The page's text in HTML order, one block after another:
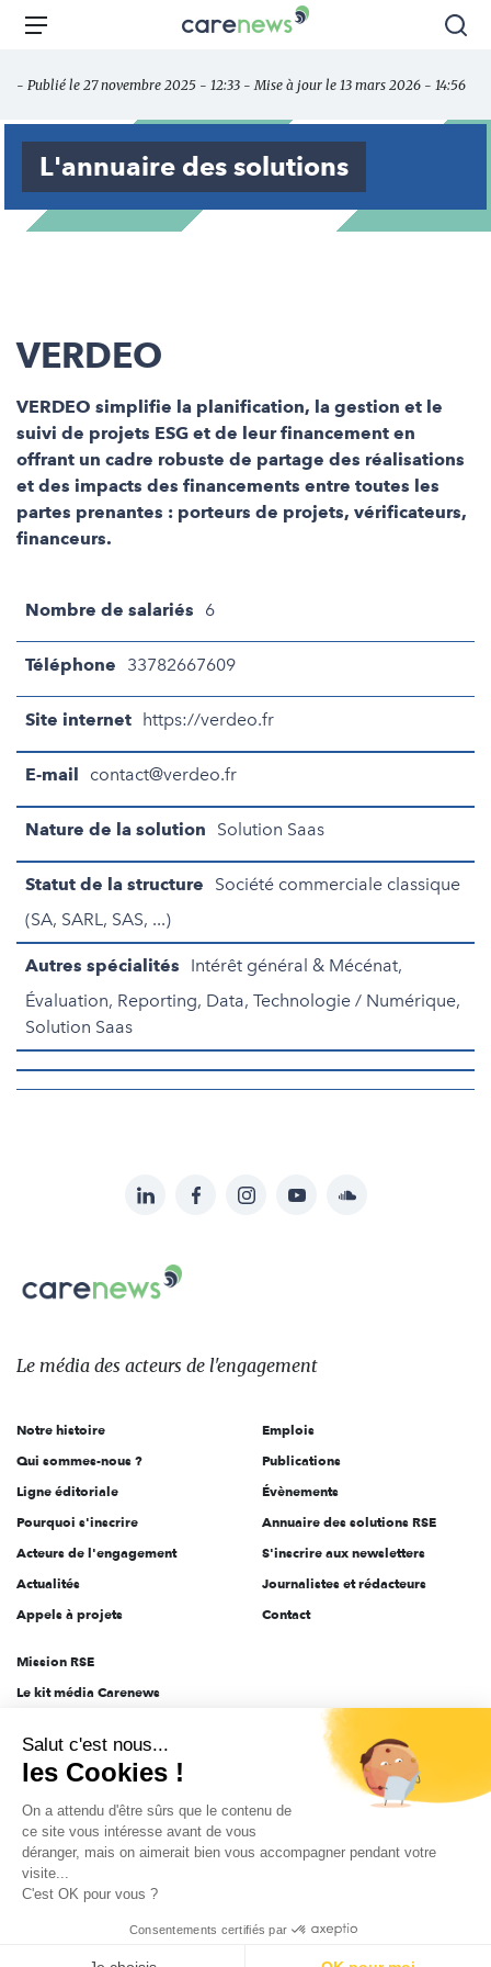
Aller
principal
Carenews,
des
acteurs
l'engagement
Menu
- Publié le 27 novembre 2025 - 12:33 - Mise à jour le 13 mars 2026 - 14:56
L'annuaire des solutions
VERDEO
VERDEO simplifie la planification, la gestion et le
suivi de projets ESG et de leur financement en
offrant un cadre robuste de partage des réalisations
et des impacts des financements entre toutes les
partes prenantes : porteurs de projets, vérificateurs,
financeurs.
Nombre de salariés 6
Téléphone 33782667609
Site internet https://verdeo.fr
E-mail contact@verdeo.fr
Nature de la solution Solution Saas
Statut de la structure
Société commerciale classique
(SA, SARL, SAS, ...)
Autres spécialités
Intérêt général & Mécénat,
Évaluation, Reporting, Data, Technologie / Numérique,
Solution Saas
sur:
LinkedInFacebookInstagramYouTubeSoundcloud
Carenews,
Le
des
l'engagement
Le média des acteurs de l'engagement
Notre histoire
Qui sommes-nous ?
Ligne éditoriale
Pourquoi s'inscrire
Acteurs de l'engagement
Actualités
Appels à projets
Emplois
Publications
Évènements
Annuaire des solutions RSE
S'inscrire aux newsletters
Journalistes et rédacteurs
Contact
Mission RSE
Le kit média Carenews
AEF info
Novethic
PRODURABLE
Inclusiv Day
Données personnelles Mentions légales 2025-2026 Tout droits réservés
Salut c'est nous...
les Cookies !
On a attendu d'être sûrs que le contenu de
ce site vous intéresse avant de vous
déranger, mais on aimerait bien vous accompagner pendant votre
visite...
C'est OK pour vous ?
Consentements certifiés par